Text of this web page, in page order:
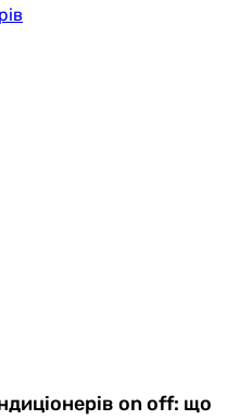
on off: що